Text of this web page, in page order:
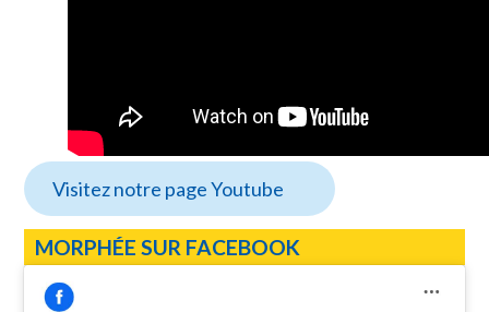
Visitez notre page Youtube
MORPHÉE SUR FACEBOOK